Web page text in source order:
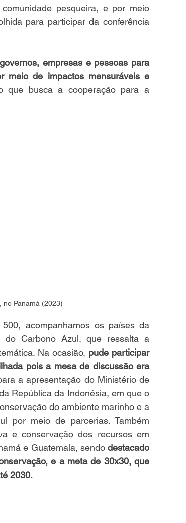
pesqueira, e por meio
para participar da conferência
empresas e pessoas para
meio de impactos mensuráveis e
que busca a cooperação para a
no Panamá (2023)
acompanhamos os países da
do Carbono Azul, que ressalta a
Na ocasião, pude participar
pois a mesa de discussão era
a apresentação do Ministério de
República da Indonésia, em que o
do ambiente marinho e a
por meio de parcerias. Também
e conservação dos recursos em
e Guatemala, sendo destacado
e a meta de 30x30, que
2030.